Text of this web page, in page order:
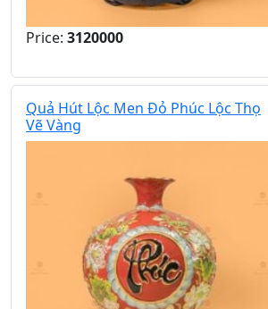
Price: 3120000
Quả Hút Lộc Men Đỏ Phúc Lộc Thọ
Vẽ Vàng